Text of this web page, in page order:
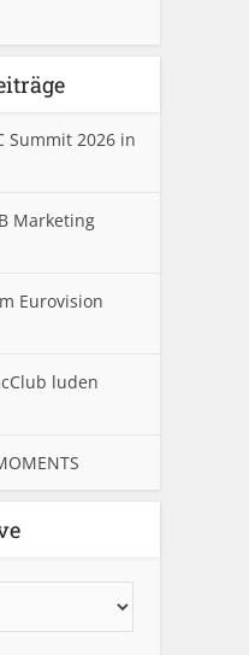
Summit 2026 in
Marketing
Eurovision
luden